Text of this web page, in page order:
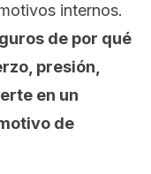
internos.
de por qué
presión,
en un
de